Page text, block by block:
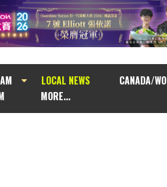
LOCAL NEWS
CANADA/
MORE...